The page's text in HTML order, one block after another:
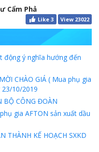
Cẩm Phả
Like 3 View 23022
động ý nghĩa hướng đến
CHÀO GIÁ ( Mua phụ gia
10/2019
BỘ CÔNG ĐOÀN
gia AFTON sản xuất dầu
THÀNH KẾ HOẠCH SXKD